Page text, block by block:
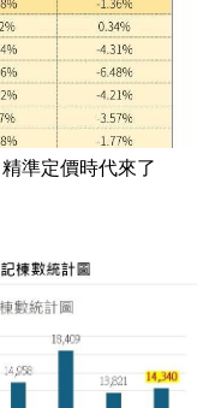
準定價時代來了